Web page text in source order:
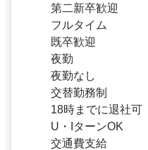
第二新卒歓迎
フルタイム
既卒歓迎
夜勤
夜勤なし
交替勤務制
18時までに退社可
U・IターンOK
交通費支給